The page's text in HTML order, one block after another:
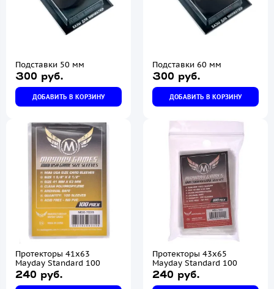
Подставки 50 мм
300 руб.
ДОБАВИТЬ В КОРЗИНУ
Подставки 60 мм
300 руб.
ДОБАВИТЬ В КОРЗИНУ
Протекторы 41x63
Mayday Standard 100
240 руб.
Протекторы 43x65
Mayday Standard 100
240 руб.